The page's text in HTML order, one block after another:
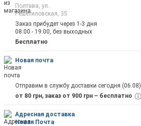
Полтава, ул.
Решетиловская, 35
Заказ прибудет через 1-3 дня
08:00 - 19:00, без выходных
Бесплатно
Новая почта
Отправим в службу доставки сегодня (06.08)
от 80 грн, заказ от 900 грн – бесплатно
Адресная доставка
Новая Почта